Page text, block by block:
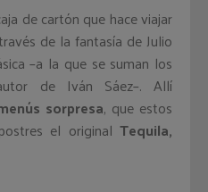
de cartón que hace viajar
de la fantasía de Julio
–a la que se suman los
de Iván Sáez–. Allí
sorpresa, que estos
el original Tequila,